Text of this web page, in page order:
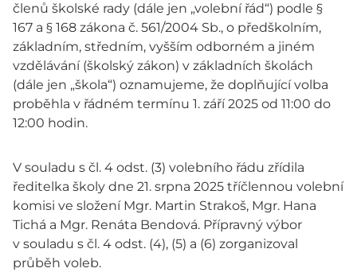
členů školské rady (dále jen „volební řád“) podle §
167 a § 168 zákona č. 561/2004 Sb., o předškolním,
základním, středním, vyšším odborném a jiném
vzdělávání (školský zákon) v základních školách
(dále jen „škola“) oznamujeme, že doplňující volba
proběhla v řádném termínu 1. září 2025 od 11:00 do
12:00 hodin.
V souladu s čl. 4 odst. (3) volebního řádu zřídila
ředitelka školy dne 21. srpna 2025 tříčlennou volební
komisi ve složení Mgr. Martin Strakoš, Mgr. Hana
Tichá a Mgr. Renáta Bendová. Přípravný výbor
v souladu s čl. 4 odst. (4), (5) a (6) zorganizoval
průběh voleb.